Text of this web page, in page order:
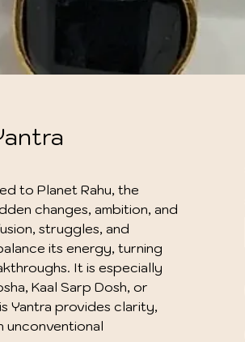
to Planet Rahu, the
changes, ambition, and
struggles, and
its energy, turning
It is especially
Kaal Sarp Dosh, or
Yantra provides clarity,
unconventional